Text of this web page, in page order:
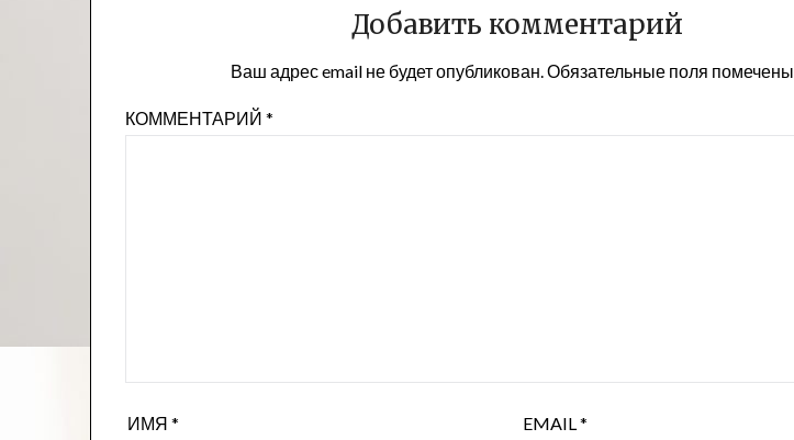
Добавить комментарий
Ваш адрес email не будет опубликован. Обязательные поля помечены
КОММЕНТАРИЙ*
ИМЯ* EMAIL*